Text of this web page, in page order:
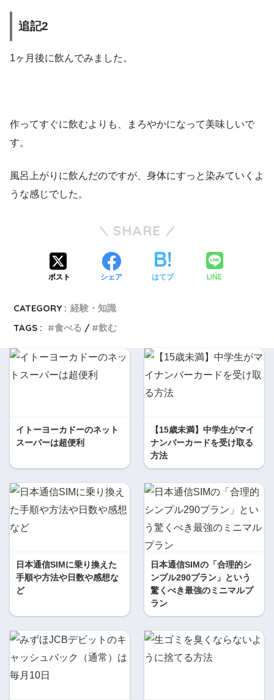
追記2
1ヶ月後に飲んでみました。
作ってすぐに飲むよりも、まろやかになって美味しいで
す。
風呂上がりに飲んだのですが、身体にすっと染みていくよ
うな感じでした。
SHARE
ポスト シェア はてブ LINE
CATEGORY : 経験・知識
TAGS :
食べる 飲む
イトーヨーカドーのネット
スーパーは超便利
【15歳未満】中学生がマイ
ナンバーカードを受け取る
方法
日本通信SIMに乗り換えた
手順や方法や日数や感想な
ど
日本通信SIMの「合理的シ
ンプル290プラン」という
驚くべき最強のミニマルプ
ラン